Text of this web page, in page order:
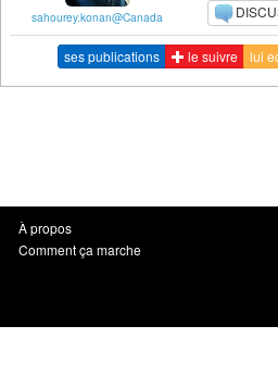
sahourey.konan@Canada
ses publications le suivre lui
À propos
Comment ça marche